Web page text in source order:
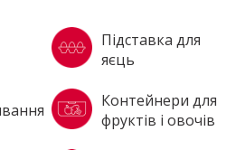
Підставка для
яєць
Контейнери для
фруктів і овочів